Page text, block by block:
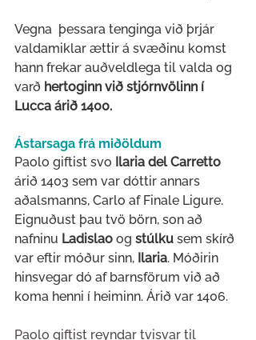
Vegna  þessara tenginga við þrjár
valdamiklar ættir á svæðinu komst
hann frekar auðveldlega til valda og
varð hertoginn við stjórnvölinn í
Lucca árið 1400.
Ástarsaga frá miðöldum
Paolo giftist svo Ilaria del Carretto
árið 1403 sem var dóttir annars
aðalsmanns, Carlo af Finale Ligure.
Eignuðust þau tvö börn, son að
nafninu Ladislao og stúlku sem skírð
var eftir móður sinn, Ilaria. Móðirin
hinsvegar dó af barnsförum við að
koma henni í heiminn. Árið var 1406.
Paolo giftist reyndar tvisvar til